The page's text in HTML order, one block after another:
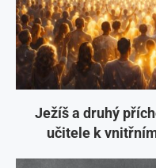
Ježíš a druhý
učitele k